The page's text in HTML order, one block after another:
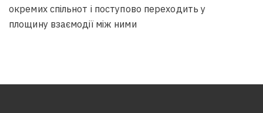
окремих спільнот і поступово переходить у
площину взаємодії між ними